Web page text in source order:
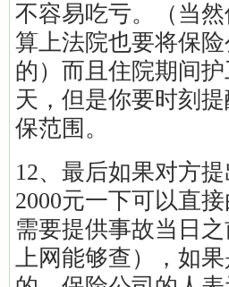
不容易吃亏。（当
算上法院也要将保
的）而且住院期间
天，但是你要时刻
保范围。
12、最后如果对方
2000元一下可以直
需要提供事故当日
上网能够查），如